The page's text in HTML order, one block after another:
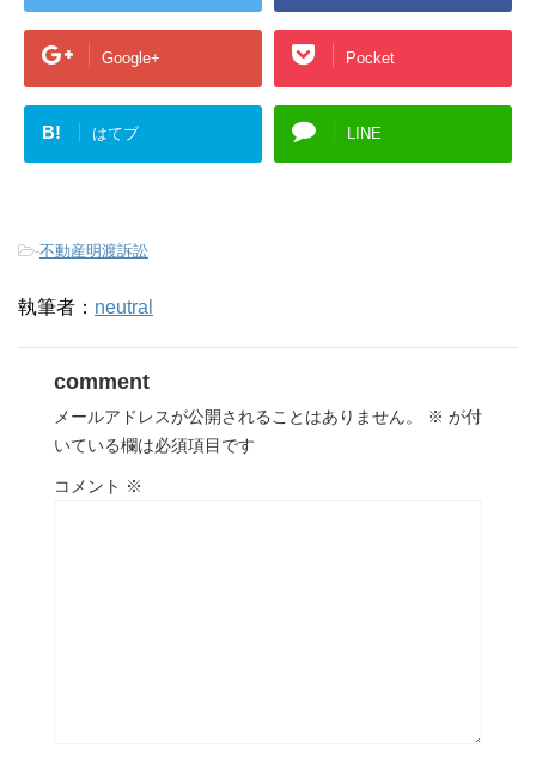
Google+ Pocket
B! はてブ LINE
-不動産明渡訴訟
執筆者： neutral
comment
メールアドレスが公開されることはありません。 ※ が付
いている欄は必須項目です
コメント ※